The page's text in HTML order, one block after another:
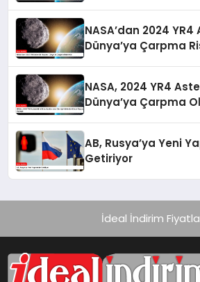
NASA’dan 2024
Dünya’ya Çarpma
NASA, 2024 YR4
Dünya’ya Çarpma
AB, Rusya’ya Yeni
Getiriyor
İdeal İndirim